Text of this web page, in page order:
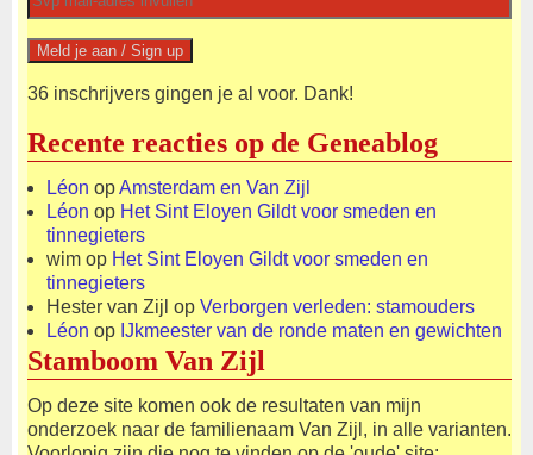
36 inschrijvers gingen je al voor. Dank!
Recente reacties op de Geneablog
Léon opAmsterdam en Van Zijl
Léon op Het Sint Eloyen Gildt voor smeden en
tinnegieters
wim op Het Sint Eloyen Gildt voor smeden en
tinnegieters
Hester van Zijl op Verborgen verleden: stamouders
Léon op IJkmeester van de ronde maten en gewichten
Stamboom Van Zijl
Op deze site komen ook de resultaten van mijn
onderzoek naar de familienaam Van Zijl, in alle varianten.